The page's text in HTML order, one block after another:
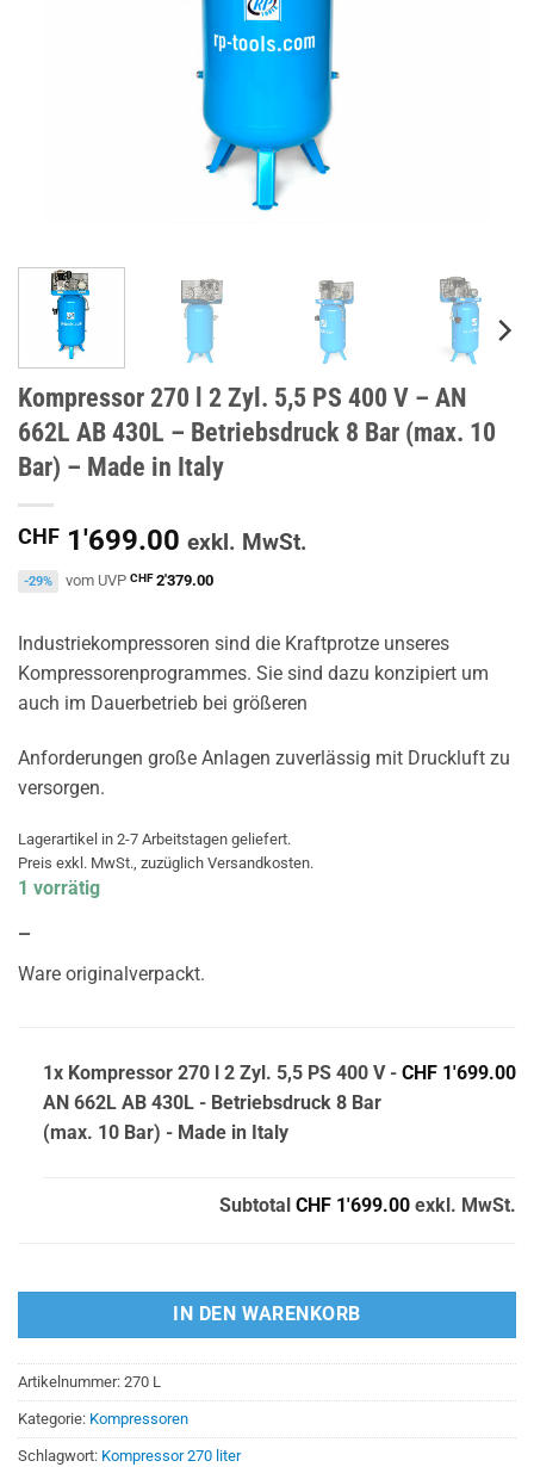
Kompressor 270 l 2 Zyl. 5,5 PS 400 V – AN
662L AB 430L – Betriebsdruck 8 Bar (max. 10
Bar) – Made in Italy
CHF 1'699.00 exkl. MwSt.
-29% vom UVP CHF2'379.00
Industriekompressoren sind die Kraftprotze unseres
Kompressorenprogrammes. Sie sind dazu konzipiert um
auch im Dauerbetrieb bei größeren
Anforderungen große Anlagen zuverlässig mit Druckluft zu
versorgen.
Lagerartikel in 2-7 Arbeitstagen geliefert.
Preis exkl. MwSt., zuzüglich Versandkosten.
1 vorrätig
—
Ware originalverpackt.
1x Kompressor 270 l 2 Zyl. 5,5 PS 400 V -
AN 662L AB 430L - Betriebsdruck 8 Bar
(max. 10 Bar) - Made in Italy
CHF 1'699.00
Subtotal CHF 1'699.00 exkl. MwSt.
IN DEN WARENKORB
Artikelnummer: 270 L
Kategorie: Kompressoren
Schlagwort: Kompressor 270 liter